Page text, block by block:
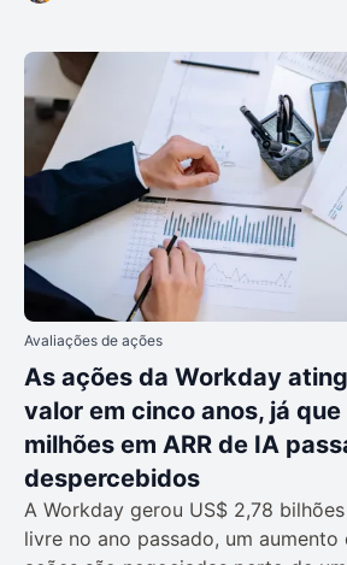
Avaliações de ações
As ações da Workday
valor em cinco anos, já
milhões em ARR de IA
despercebidos
A Workday gerou US$ 2,78
livre no ano passado, um aumento